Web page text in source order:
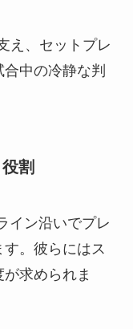
え、セットプレ
中の冷静な判
割
イン沿いでプレ
。彼らにはス
求められま